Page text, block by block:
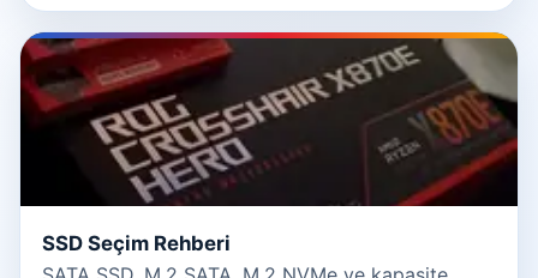
SSD Seçim Rehberi